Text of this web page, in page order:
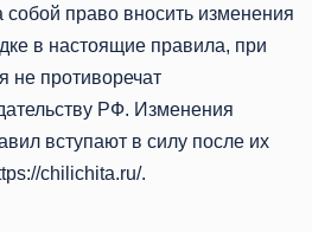
собой право вносить изменения
в настоящие правила, при
не противоречат
РФ. Изменения
вступают в силу после их
chilichita.ru/.